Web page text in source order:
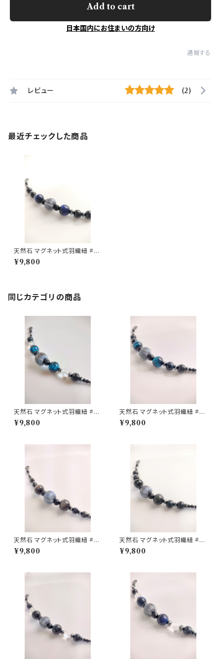
Add to cart
日本国内にお住まいの方向け
通報する
レビュー (2)
最近チェックした商品
天然石 マグネット式羽織紐 #0
6 / 着物小物 / ブルー
¥9,800
同じカテゴリの商品
天然石 マグネット式羽織紐 #01
/ 着物小物 / ブルーグリーン /
水晶
¥9,800
天然石 マグネット式羽織紐 #0
2 / 着物小物 / ブルーグリーン
¥9,800
天然石 マグネット式羽織紐 #0
3 / 着物小物 / グレー
¥9,800
天然石 マグネット式羽織紐 #0
4 / 着物小物 / ネイビー
¥9,800